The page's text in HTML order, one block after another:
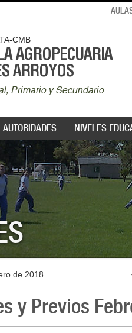
CMB
AGROPECUARIA
ARROYOS
Primario y Secundario
AUTORIDADES NIVELES
de 2018
y Previos